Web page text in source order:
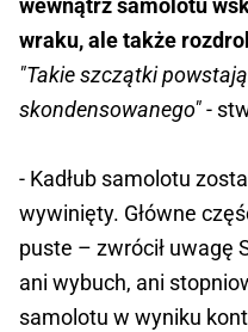
wewnątrz samolotu
wraku, ale także
"Takie szczątki
skondensowanego"-
- Kadłub samolotu
wywinięty. Główne
puste – zwrócił uwagę
ani wybuch, ani
samolotu w wyniku